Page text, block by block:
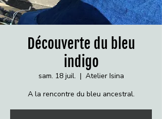
Découverte du bleu
indigo
sam. 18 juil.
  |
Atelier Isina
A la rencontre du bleu ancestral.